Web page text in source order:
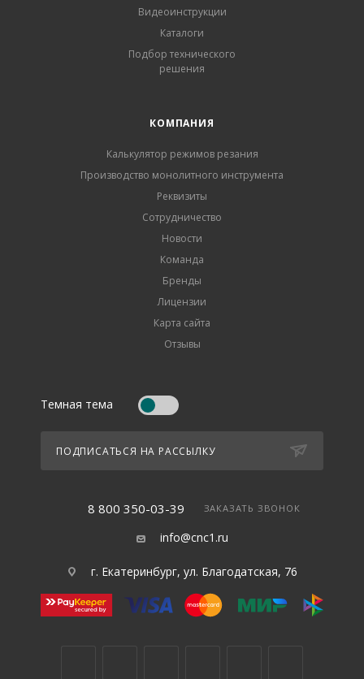
Видеоинструкции
Каталоги
Подбор технического
решения
КОМПАНИЯ
Калькулятор режимов резания
Производство монолитного инструмента
Реквизиты
Сотрудничество
Новости
Команда
Бренды
Лицензии
Карта сайта
Отзывы
Темная тема
ПОДПИСАТЬСЯ НА РАССЫЛКУ
8 800 350-03-39 ЗАКАЗАТЬ ЗВОНОК
info@cnc1.ru
г. Екатеринбург, ул. Благодатская, 76